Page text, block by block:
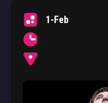
1-Feb